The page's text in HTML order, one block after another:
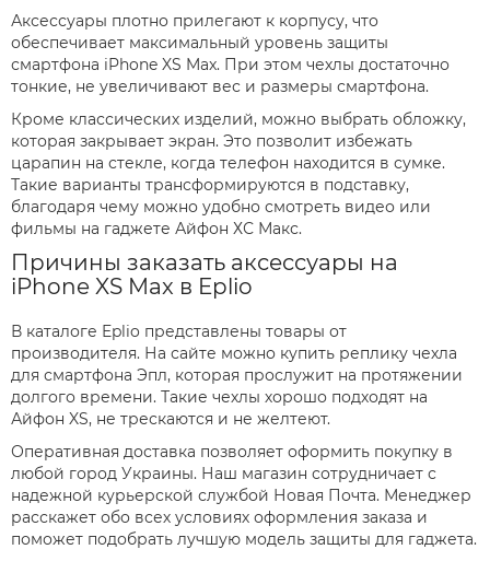
Аксессуары плотно прилегают к корпусу, что
обеспечивает максимальный уровень защиты
смартфона iPhone XS Max. При этом чехлы достаточно
тонкие, не увеличивают вес и размеры смартфона.
Кроме классических изделий, можно выбрать обложку,
которая закрывает экран. Это позволит избежать
царапин на стекле, когда телефон находится в сумке.
Такие варианты трансформируются в подставку,
благодаря чему можно удобно смотреть видео или
фильмы на гаджете Айфон ХС Макс.
Причины заказать аксессуары на
iPhone XS Max в Eplio
В каталоге Eplio представлены товары от
производителя. На сайте можно купить реплику чехла
для смартфона Эпл, которая прослужит на протяжении
долгого времени. Такие чехлы хорошо подходят на
Айфон XS, не трескаются и не желтеют.
Оперативная доставка позволяет оформить покупку в
любой город Украины. Наш магазин сотрудничает с
надежной курьерской службой Новая Почта. Менеджер
расскажет обо всех условиях оформления заказа и
поможет подобрать лучшую модель защиты для гаджета.